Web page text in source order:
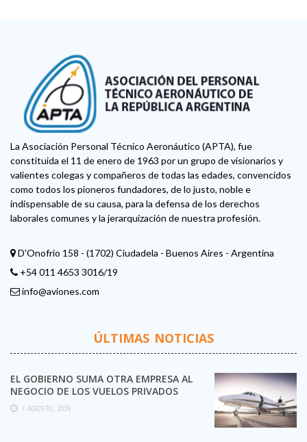
La Asociación Personal Técnico Aeronáutico (APTA), fue
constituida el 11 de enero de 1963 por un grupo de visionarios y
valientes colegas y compañeros de todas las edades, convencidos
como todos los pioneros fundadores, de lo justo, noble e
indispensable de su causa, para la defensa de los derechos
laborales comunes y la jerarquización de nuestra profesión.
D'Onofrio 158 - (1702) Ciudadela - Buenos Aires - Argentina
+54 011 4653 3016/19
info@aviones.com
ÚLTIMAS NOTICIAS
EL GOBIERNO SUMA OTRA EMPRESA AL
NEGOCIO DE LOS VUELOS PRIVADOS
7 AGOSTO, 2026